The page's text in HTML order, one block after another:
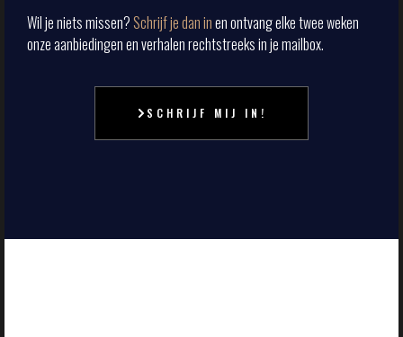
Wil je niets missen?Schrijf je dan inen ontvang elke twee weken
onze aanbiedingen en verhalen rechtstreeks in je mailbox.
SCHRIJF MIJ IN!